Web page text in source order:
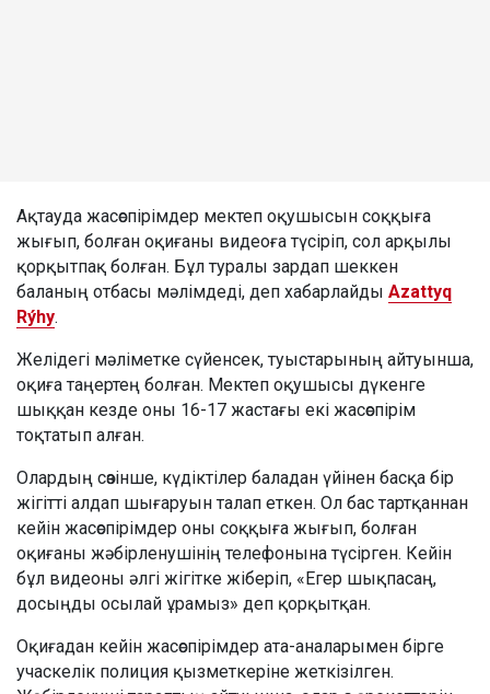
Ақтауда жасөспірімдер мектеп оқушысын соққыға
жығып, болған оқиғаны видеоға түсіріп, сол арқылы
қорқытпақ болған. Бұл туралы зардап шеккен
баланың отбасы мәлімдеді, деп хабарлайды Azattyq
Rýhy.
Желідегі мәліметке сүйенсек, туыстарының айтуынша,
оқиға таңертең болған. Мектеп оқушысы дүкенге
шыққан кезде оны 16-17 жастағы екі жасөспірім
тоқтатып алған.
Олардың сөзінше, күдіктілер баладан үйінен басқа бір
жігітті алдап шығаруын талап еткен. Ол бас тартқаннан
кейін жасөспірімдер оны соққыға жығып, болған
оқиғаны жәбірленушінің телефонына түсірген. Кейін
бұл видеоны әлгі жігітке жіберіп, «Егер шықпасаң,
досыңды осылай ұрамыз» деп қорқытқан.
Оқиғадан кейін жасөспірімдер ата-аналарымен бірге
учаскелік полиция қызметкеріне жеткізілген.